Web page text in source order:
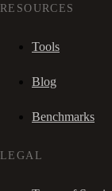
RESOURCES
Tools
Blog
Benchmarks
LEGAL